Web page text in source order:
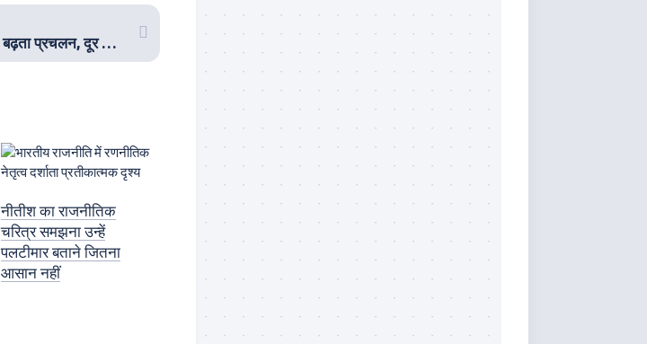
अंग्रेजी का बढ़ता प्रचलन, दूर कर रहा हमें मातृभाषा से
नीतीश का राजनीतिक
चरित्र समझना उन्हें
पलटीमार बताने जितना
आसान नहीं